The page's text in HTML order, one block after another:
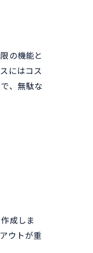
の機能と
にはコス
、無駄な
成しま
ウトが重